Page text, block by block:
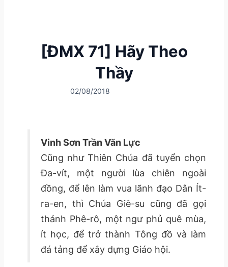
[ĐMX 71] Hãy Theo
Thầy
02/08/2018
Vinh Sơn Trần Văn Lực
Cũng như Thiên Chúa đã tuyển chọn
Đa-vít, một người lùa chiên ngoài
đồng, để lên làm vua lãnh đạo Dân Ít-
ra-en, thì Chúa Giê-su cũng đã gọi
thánh Phê-rô, một ngư phủ quê mùa,
ít học, để trở thành Tông đồ và làm
đá tảng để xây dựng Giáo hội.